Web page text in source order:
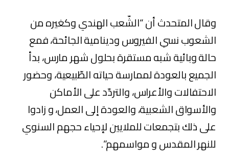
وقال المتحدث أن “الشّعب الهندي وكغيره من
الشعوب نسي الفيروس ودينامية الجائحة، فمع
حالة وبائية شبه مستقرة بحلول شهر مارس، بدأ
الجميع بالعودة لممارسة حياته الطّبيعية، وحضور
الاحتفالات والأعراس، والتردّد على الأماكن
والأسواق الشعبية، والعودة إلى العمل، و زادوا
على ذلك بتجمعات للملايين لإحياء حجهم السنوي
للنهر المقدس و مواسمهم”.